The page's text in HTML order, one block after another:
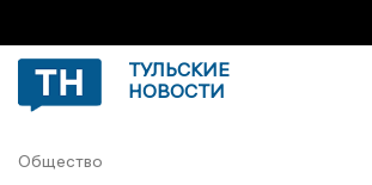
ТУЛЬСКИЕ
НОВОСТИ
Общество